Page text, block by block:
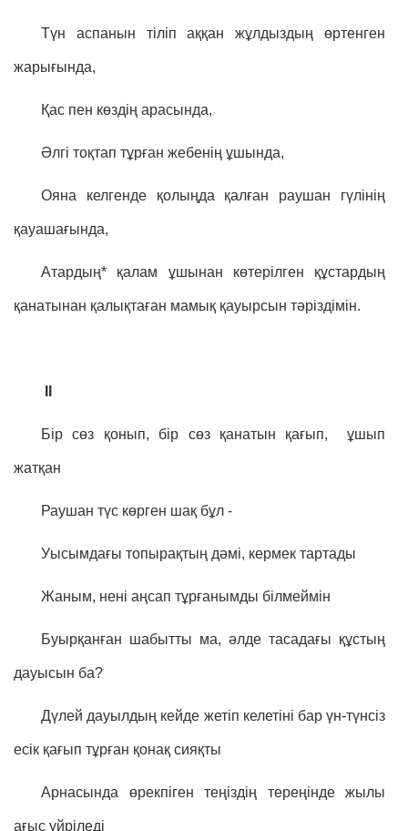
Түн аспанын тіліп аққан жұлдыздың өртенген
жарығында,
Қас пен көздің арасында,
Әлгі тоқтап тұрған жебенің ұшында,
Ояна келгенде қолыңда қалған раушан гүлінің
қауашағында,
Атардың* қалам ұшынан көтерілген құстардың
қанатынан қалықтаған мамық қауырсын тәріздімін.
Бір сөз қонып, бір сөз қанатын қағып, ұшып
жатқан
Раушан түс көрген шақ бұл -
Уысымдағы топырақтың дәмі, кермек тартады
Жаным, нені аңсап тұрғанымды білмеймін
Буырқанған шабытты ма, әлде тасадағы құстың
дауысын ба?
Дүлей дауылдың кейде жетіп келетіні бар үн-түнсіз
есік қағып тұрған қонақ сияқты
Арнасында өрекпіген теңіздің тереңінде жылы
ағыс үйріледі